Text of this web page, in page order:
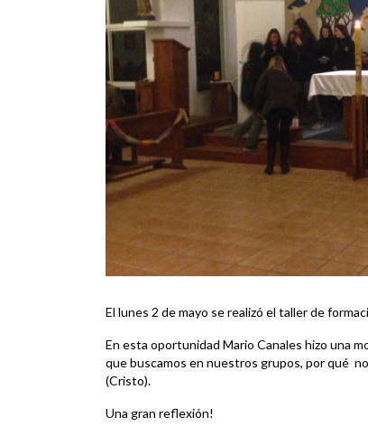
El lunes 2 de mayo se realizó el taller de
En esta oportunidad Mario Canales hizo una
que buscamos en nuestros grupos, por qué
(Cristo).
Una gran reflexión!